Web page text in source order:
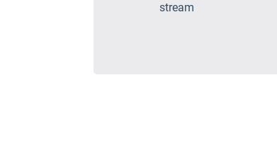
stream